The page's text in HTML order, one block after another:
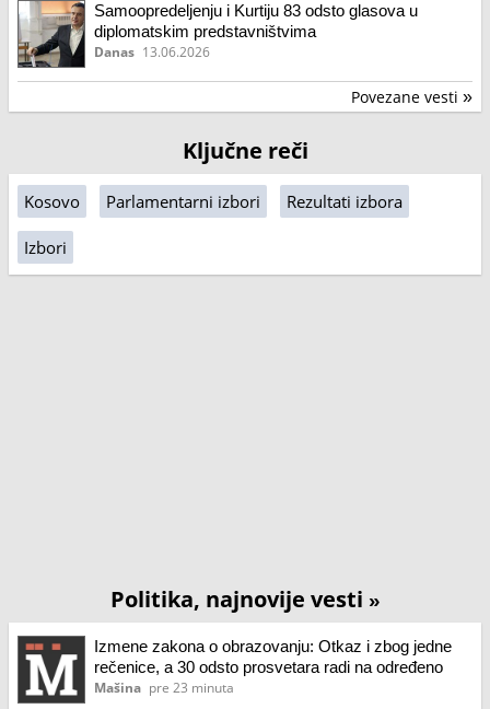
Samoopredeljenju i Kurtiju 83 odsto glasova u
diplomatskim predstavništvima
Danas 13.06.2026
Povezane vesti »
Ključne reči
Kosovo Parlamentarni izbori Rezultati izbora
Izbori
Politika, najnovije vesti »
Izmene zakona o obrazovanju: Otkaz i zbog jedne
rečenice, a 30 odsto prosvetara radi na određeno
Mašina pre 23 minuta